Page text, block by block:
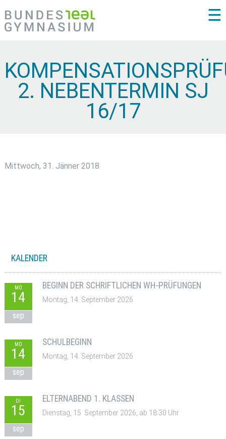
☰
2. NEBENTERMIN SJ
16/17
Mittwoch, 31. Jänner 2018
KALENDER
MO
14
sep
BEGINN DER SCHRIFTLICHEN WH-PRÜFUNGEN
Montag, 14. September 2026
MO
14
sep
SCHULBEGINN
Montag, 14. September 2026
DI
15
sep
ELTERNABEND 1. KLASSEN
Dienstag, 15. September 2026, ab 18:30 Uhr